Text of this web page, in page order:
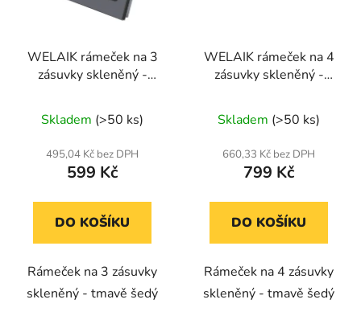
WELAIK rámeček na 3
zásuvky skleněný -
Skladem (>50 ks)
495,04 Kč bez DPH
599 Kč
DO KOŠÍKU
Rámeček na 3 zásuvky
skleněný - tmavě šedý
WELAIK rámeček na 4
zásuvky skleněný -
Skladem (>50 ks)
660,33 Kč bez DPH
799 Kč
DO KOŠÍKU
Rámeček na 4 zásuvky
skleněný - tmavě šedý